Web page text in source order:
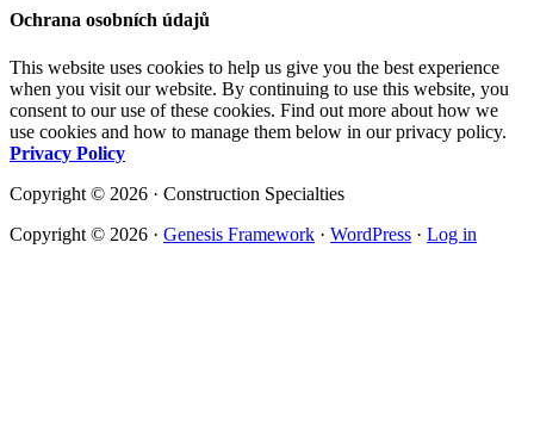
Ochrana osobních údajů
This website uses cookies to help us give you the best experience
when you visit our website. By continuing to use this website, you
consent to our use of these cookies. Find out more about how we
use cookies and how to manage them below in our privacy policy.
Privacy Policy
Copyright © 2026 · Construction Specialties
Copyright © 2026 · Genesis Framework · WordPress · Log in